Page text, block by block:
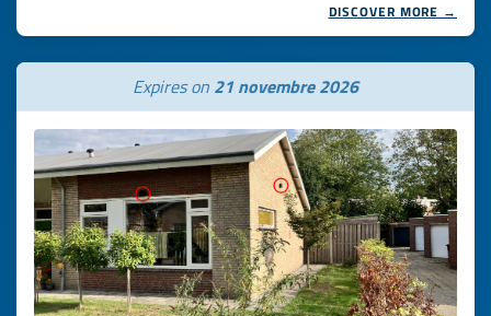
DISCOVER MORE →
Expires on 21 novembre 2026